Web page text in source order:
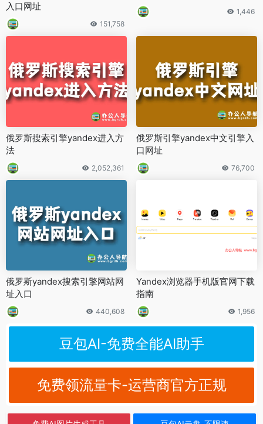
入口网址
151,758
1,446
俄罗斯搜索引擎yandex进入方
法
2,052,361
俄罗斯引擎yandex中文引擎入
口网址
76,700
俄罗斯yandex搜索引擎网站网
址入口
440,608
Yandex浏览器手机版官网下载
指南
1,956
豆包AI-免费全能AI助手
免费领流量卡-运营商官方正规